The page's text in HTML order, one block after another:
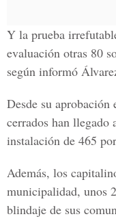
Y la prueba
evaluación otras 80
según informó
Desde su
cerrados han llegado
instalación de 465
Además, los
municipalidad, unos
blindaje de sus